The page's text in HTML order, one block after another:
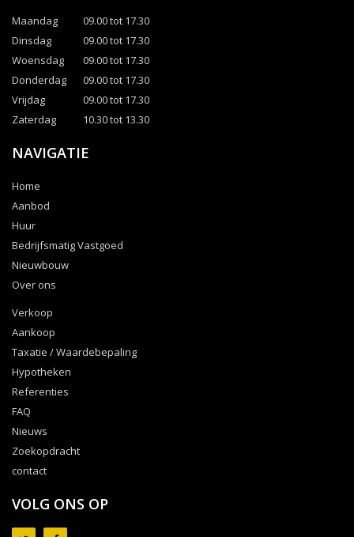
Maandag
09.00 tot 17.30
Dinsdag
09.00 tot 17.30
Woensdag
09.00 tot 17.30
Donderdag
09.00 tot 17.30
Vrijdag
09.00 tot 17.30
Zaterdag
10.30 tot 13.30
NAVIGATIE
Home
Aanbod
Huur
Bedrijfsmatig Vastgoed
Nieuwbouw
Over ons
Verkoop
Aankoop
Taxatie / Waardebepaling
Hypotheken
Referenties
FAQ
Nieuws
Zoekopdracht
contact
VOLG ONS OP